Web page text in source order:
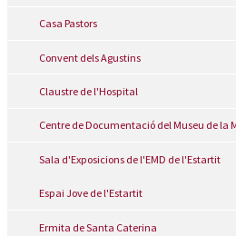
Casa Pastors
Convent dels Agustins
Claustre de l'Hospital
Centre de Documentació del Museu de la
Sala d'Exposicions de l'EMD de l'Estartit
Espai Jove de l'Estartit
Ermita de Santa Caterina